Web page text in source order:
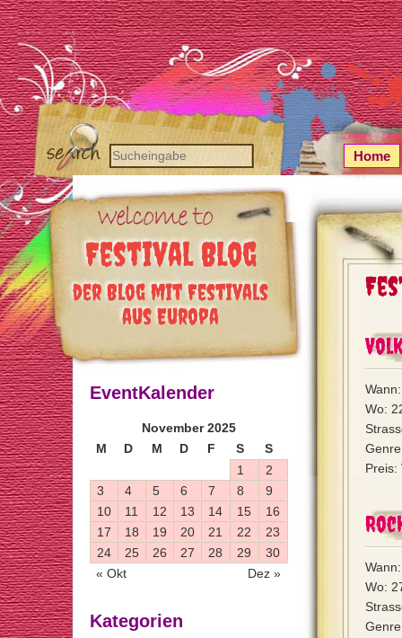
Festival Blog
der Blog mit Festivals
aus Europa
Home
Wo:
Preis:
Wo:
EventKalender
November 2025
M
D M D F S S
« Okt Dez »
1
2
3
4 5 6 7 8
9
10
11 12 13 14 15
16
17
18 19 20 21 22
23
24
25 26 27 28 29 30
Kategorien